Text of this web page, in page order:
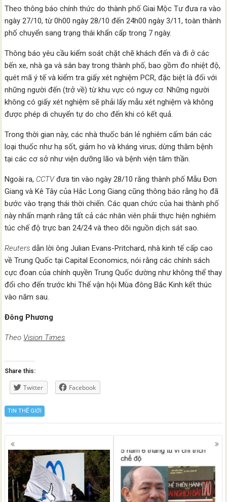
Theo thông báo chính thức do thành phố Giai Mộc Tư đưa ra vào
ngày 27/10, từ 0h00 ngày 28/10 đến 24h00 ngày 3/11, toàn thành
phố chuyển sang trạng thái khẩn cấp trong 7 ngày.
Thông báo yêu cầu kiểm soát chặt chẽ khách đến và đi ở các
bến xe, nhà ga và sân bay trong thành phố, bao gồm đo nhiệt độ,
quét mã ý tế và kiểm tra giấy xét nghiệm PCR, đặc biệt là đối với
những người đến (trở về) từ khu vực có nguy cơ. Những người
không có giấy xét nghiệm sẽ phải lấy mẫu xét nghiệm và không
được phép di chuyển tự do cho đến khi có kết quả.
Trong thời gian này, các nhà thuốc bán lẻ nghiêm cấm bán các
loại thuốc như hạ sốt, giảm ho và kháng virus; dừng thăm bệnh
tại các cơ sở như viện dưỡng lão và bệnh viện tâm thần.
Ngoài ra, CCTVđưa tin vào ngày 28/10 rằng thành phố Mẫu Đơn
Giang và Kê Tây của Hắc Long Giang cũng thông báo rằng họ đã
bước vào trạng thái thời chiến. Các quan chức của hai thành phố
này nhấn mạnh rằng tất cả các nhân viên phải thực hiện nghiêm
túc chế độ trực ban 24/24 và theo dõi nguồn dịch sát sao.
Reutersdẫn lời ông Julian Evans-Pritchard, nhà kinh tế cấp cao
về Trung Quốc tại Capital Economics, nói rằng các chính sách
cực đoan của chính quyền Trung Quốc dường như không thể thay
đổi cho đến trước khi Thế vận hội Mùa đông Bắc Kinh kết thúc
vào năm sau.
Đông Phương
Theo Vision Times
Share this:
Twitter Facebook
TIN THẾ GIỚI
Posts
navigation